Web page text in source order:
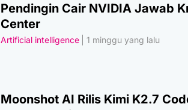
Pendingin Cair NVIDIA Jawab
Center
Artificial intelligence 1 minggu yang lalu
Moonshot AI Rilis Kimi K2.7